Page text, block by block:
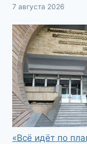
7 августа 2026
«Всё идёт по